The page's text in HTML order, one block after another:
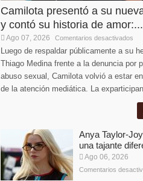
Camilota presentó a su
y contó su historia de amor:...
Ago 07, 2026 Comentarios desactivados
Luego de respaldar públicamente a su
Thiago Medina frente a la denuncia por
abuso sexual, Camilota volvió a estar
de la atención mediática. La
Anya Taylor-
una tajante
Ago 06, 2026
Comentarios